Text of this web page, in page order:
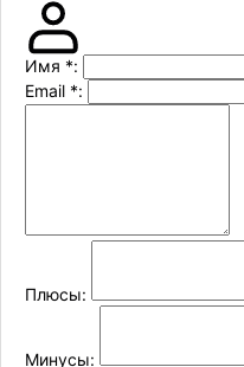
Имя *:
Email *:
Плюсы:
Минусы: